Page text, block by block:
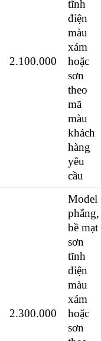
2.100.000
tĩnh
điện
màu
xám
hoặc
sơn
theo
mã
màu
khách
hàng
yêu
cầu
2.300.000
Model
phẳng,
bề mạt
sơn
tĩnh
điện
màu
xám
hoặc
sơn